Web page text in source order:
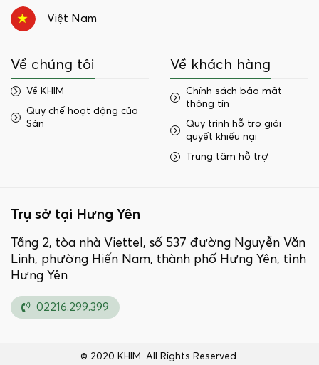
Việt Nam
Về chúng tôi
Về KHIM
Quy chế hoạt động của
Sàn
Về khách hàng
Chính sách bảo mật
thông tin
Quy trình hỗ trợ giải
quyết khiếu nại
Trung tâm hỗ trợ
Trụ sở tại Hưng Yên
Tầng 2, tòa nhà Viettel, số 537 đường Nguyễn Văn
Linh, phường Hiến Nam, thành phố Hưng Yên, tỉnh
Hưng Yên
02216.299.399
© 2020 KHIM. All Rights Reserved.